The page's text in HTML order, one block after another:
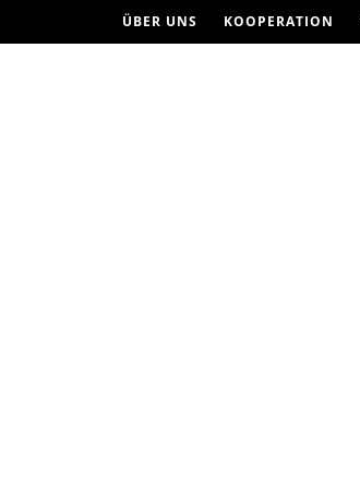
ÜBER UNS KOOPERATION